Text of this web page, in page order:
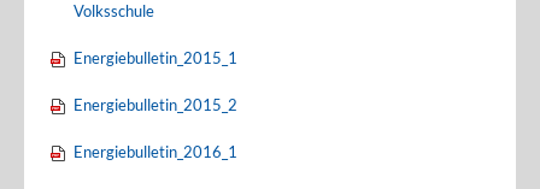
Volksschule
Energiebulletin_2015_1
Energiebulletin_2015_2
Energiebulletin_2016_1